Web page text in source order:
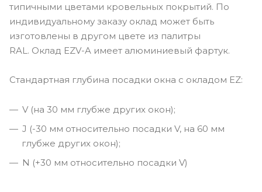
типичными цветами кровельных покрытий. По
индивидуальному заказу оклад может быть
изготовлены в другом цвете из палитры
RAL. Оклад EZV-A имеет алюминиевый фартук.
Стандартная глубина посадки окна с окладом EZ:
V (на 30 мм глубже других окон);
J (-30 мм относительно посадки V, на 60 мм
глубже других окон);
N (+30 мм относительно посадки V)